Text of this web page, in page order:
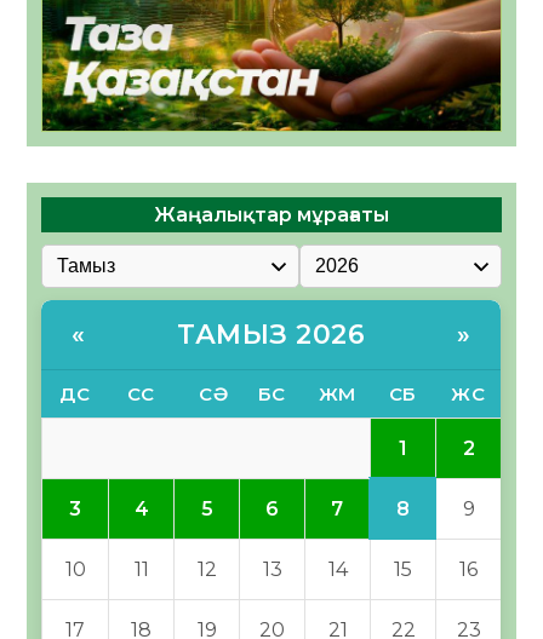
Жаңалықтар мұрағаты
« ТАМЫЗ 2026 »
ДС СС СӘ БС ЖМ СБ ЖС
1 2
3 4 5 6 7 8 9
10 11 12 13 14 15 16
17 18 19 20 21 22 23